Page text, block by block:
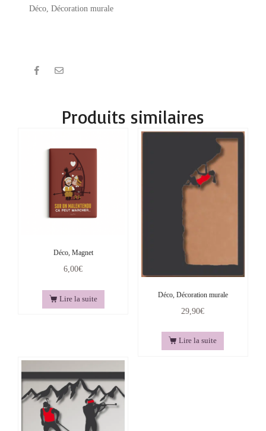
Déco Décoration murale
Produits similaires
Déco, Magnet
6,00€
Lire la suite
Déco, Décoration murale
29,90€
Lire la suite